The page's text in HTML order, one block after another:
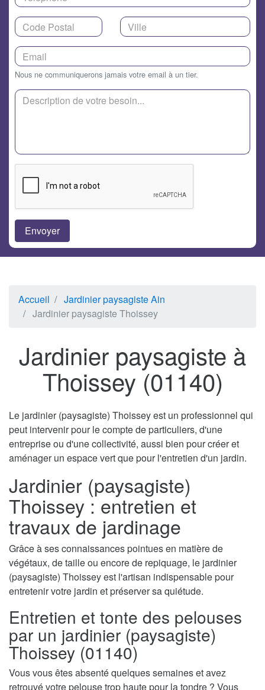
Nous ne communiquerons jamais votre email à un tier.
Accueil
Jardinier paysagiste Ain
Jardinier paysagiste Thoissey
Jardinier paysagiste à
Thoissey (01140)
Le jardinier (paysagiste) Thoissey est un professionnel qui
peut intervenir pour le compte de particuliers, d'une
entreprise ou d'une collectivité, aussi bien pour créer et
aménager un espace vert que pour l'entretien d'un jardin.
Jardinier (paysagiste)
Thoissey : entretien et
travaux de jardinage
Grâce à ses connaissances pointues en matière de
végétaux, de taille ou encore de repiquage, le jardinier
(paysagiste) Thoissey est l'artisan indispensable pour
entretenir votre jardin et préserver sa quiétude.
Entretien et tonte des pelouses
par un jardinier (paysagiste)
Thoissey (01140)
Vous vous êtes absenté quelques semaines et avez
retrouvé votre pelouse trop haute pour la tondre ? Vous